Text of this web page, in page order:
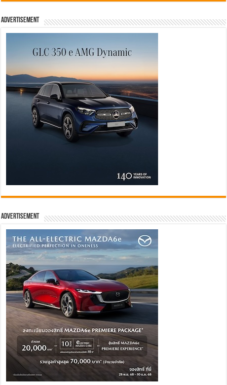
Advertisement
Advertisement